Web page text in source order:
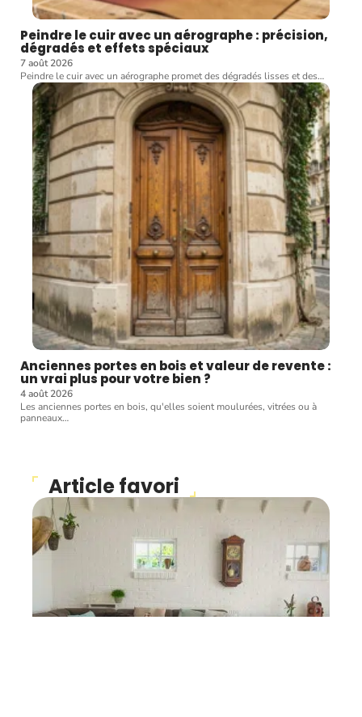
Peindre le cuir avec un aérographe : précision,
dégradés et effets spéciaux
7 août 2026
Peindre le cuir avec un aérographe promet des dégradés lisses et des…
Anciennes portes en bois et valeur de revente :
un vrai plus pour votre bien ?
4 août 2026
Les anciennes portes en bois, qu'elles soient moulurées, vitrées ou à
panneaux…
Article favori